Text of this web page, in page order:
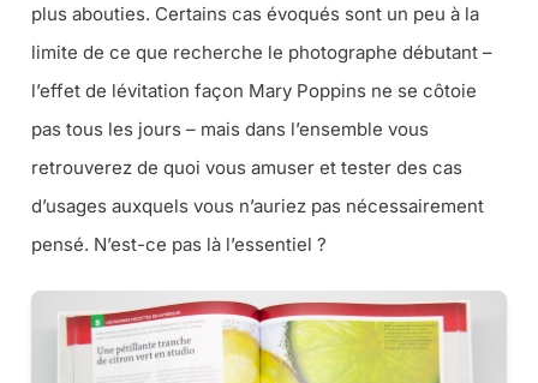
plus abouties. Certains cas évoqués sont un peu à la
limite de ce que recherche le photographe débutant –
l’effet de lévitation façon Mary Poppins ne se côtoie
pas tous les jours – mais dans l’ensemble vous
retrouverez de quoi vous amuser et tester des cas
d’usages auxquels vous n’auriez pas nécessairement
pensé. N’est-ce pas là l’essentiel ?